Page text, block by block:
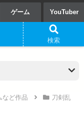
ゲーム YouTuber
など作品
刀剣乱
検索